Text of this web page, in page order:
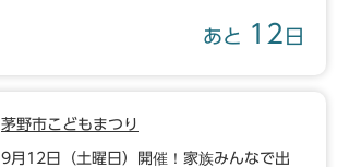
あと 12 日
茅野市こどもまつり
9月12日（土曜日）開催！家族みんなで出